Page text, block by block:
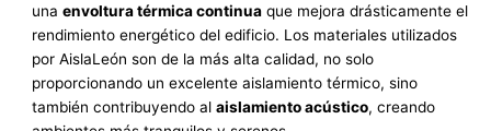
unaenvoltura térmica continua que mejora drásticamente el
rendimiento energético del edificio. Los materiales utilizados
por AislaLeón son de la más alta calidad, no solo
proporcionando un excelente aislamiento térmico, sino
también contribuyendo alaislamiento acústico, creando